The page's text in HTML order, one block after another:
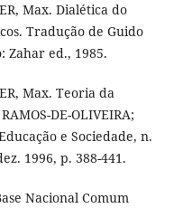
Max. Dialética do
Tradução de Guido
Zahar ed., 1985.
Max. Teoria da
DE-OLIVEIRA;
e Sociedade, n.
1996, p. 388-441.
Nacional Comum